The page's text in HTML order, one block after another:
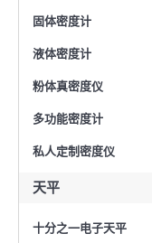
固体密度计
液体密度计
粉体真密度仪
多功能密度计
私人定制密度仪
天平
十分之一电子天平